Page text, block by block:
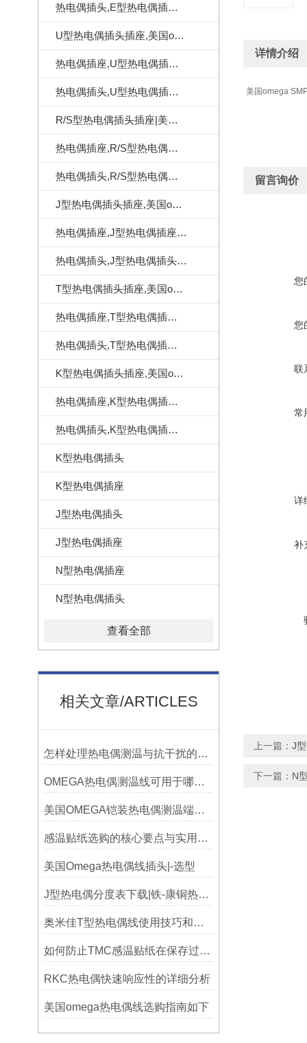
热电偶插头,E型热电偶插头,美国omega热电偶插头
U型热电偶插头插座,美国omega热电偶连接器
热电偶插座,U型热电偶插座,美国omega热电偶插座
热电偶插头,U型热电偶插头,美国omega热电偶插头
R/S型热电偶插头插座|美国omega热电偶连接器
热电偶插座,R/S型热电偶插座,美国omega热电偶插座
热电偶插头,R/S型热电偶插头,美国omega热电偶插头
J型热电偶插头插座,美国omega热电偶连接器
热电偶插座,J型热电偶插座,美国omega热电偶插座
热电偶插头,J型热电偶插头,美国omega热电偶插头
T型热电偶插头插座,美国omega热电偶连接器
热电偶插座,T型热电偶插座,美国omega热电偶插座
热电偶插头,T型热电偶插头,美国omega热电偶插头
K型热电偶插头插座,美国omega热电偶连接器
热电偶插座,K型热电偶插座,美国omega热电偶插座
热电偶插头,K型热电偶插头,美国omega热电偶插头
K型热电偶插头
K型热电偶插座
J型热电偶插头
J型热电偶插座
N型热电偶插座
N型热电偶插头
查看全部
相关文章/ARTICLES
怎样处理热电偶测温与抗干扰的问题
OMEGA热电偶测温线可用于哪些领域
美国OMEGA铠装热电偶测温端的三种接合方式
感温贴纸选购的核心要点与实用建议
美国Omega热电偶线插头|-选型
J型热电偶分度表下载|铁-康铜热电偶分度表下载
奥米佳T型热电偶线使用技巧和选择方法
如何防止TMC感温贴纸在保存过程中损坏？
RKC热电偶快速响应性的详细分析
美国omega热电偶线选购指南如下
详情介绍
美国omega
留言询价
您
您
联
常
详
补
上一篇： J
下一篇： N